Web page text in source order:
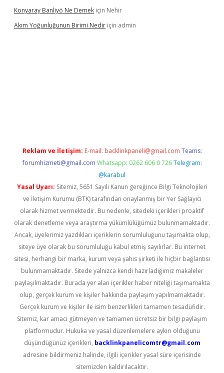
Konyaray Banliyö Ne Demek için Nehir
Akım Yoğunluğunun Birimi Nedir için admin
Reklam ve İletişim: E-mail: backlinkpaneli@gmail.com Teams:
forumhizmeti@gmail.com Whatsapp: 0262 606 0 726 Telegram:
@karabul
Yasal Uyarı: Sitemiz, 5651 Sayılı Kanun gereğince Bilgi Teknolojileri
ve İletişim Kurumu (BTK) tarafından onaylanmış bir Yer Sağlayıcı
olarak hizmet vermektedir. Bu nedenle, sitedeki içerikleri proaktif
olarak denetleme veya araştırma yükümlülüğümüz bulunmamaktadır.
Ancak, üyelerimiz yazdıkları içeriklerin sorumluluğunu taşımakta olup,
siteye üye olarak bu sorumluluğu kabul etmiş sayılırlar. Bu internet
sitesi, herhangi bir marka, kurum veya şahıs şirketi ile hiçbir bağlantısı
bulunmamaktadır. Sitede yalnızca kendi hazırladığımız makaleler
paylaşılmaktadır. Burada yer alan içerikler haber niteliği taşımamakta
olup, gerçek kurum ve kişiler hakkında paylaşım yapılmamaktadır.
Gerçek kurum ve kişiler ile isim benzerlikleri tamamen tesadüfidir.
Sitemiz, kar amacı gütmeyen ve tamamen ücretsiz bir bilgi paylaşım
platformudur. Hukuka ve yasal düzenlemelere aykırı olduğunu
düşündüğünüz içerikleri, backlinkpanelicomtr@gmail.com
adresine bildirmeniz halinde, ilgili içerikler yasal süre içerisinde
sitemizden kaldırılacaktır.